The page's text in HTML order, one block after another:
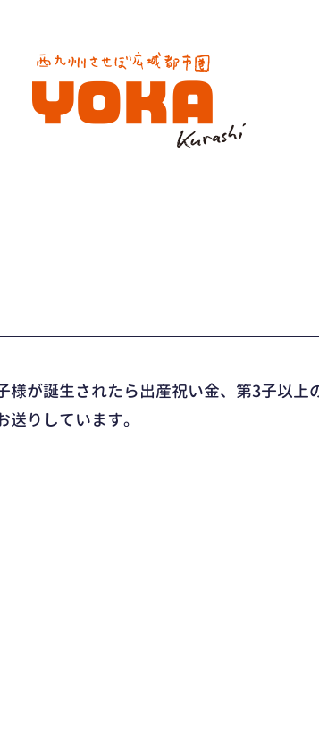
様が誕生されたら出産祝い金、第3子以
送りしています。